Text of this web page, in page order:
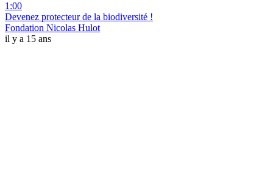
1:00
Devenez protecteur de la biodiversité !
Fondation Nicolas Hulot
il y a 15 ans